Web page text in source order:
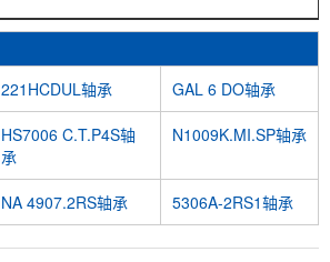
221HCDUL轴承 GAL 6 DO轴承
HS7006 C.T.P4S轴
承
N1009K.MI.SP轴承
NA 4907.2RS轴承 5306A-2RS1轴承